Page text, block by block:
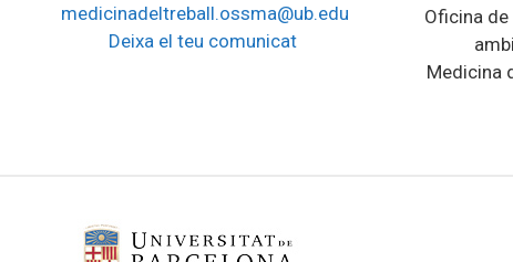
medicinadeltreball.ossma@ub.edu
Deixa el teu comunicat
Oficina
Medicina